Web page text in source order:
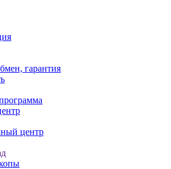
гарантия
центр